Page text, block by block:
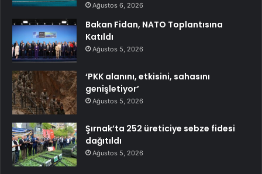
Ağustos 6, 2026
Bakan Fidan, NATO Toplantısına
Katıldı
Ağustos 5, 2026
‘PKK alanını, etkisini, sahasını
genişletiyor’
Ağustos 5, 2026
Şırnak’ta 252 üreticiye sebze fidesi
dağıtıldı
Ağustos 5, 2026